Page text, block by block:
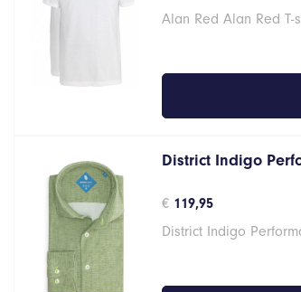
was:
is:
Alan Red Alan Red T-
District Indigo
€ 119,95
District Indigo